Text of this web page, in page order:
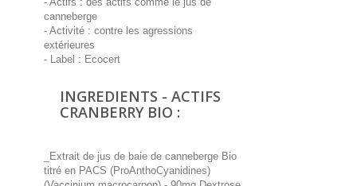
canneberge
- Activité : contre les agressions
extérieures
- Label : Ecocert
INGREDIENTS - ACTIFS
CRANBERRY BIO :
_Extrait de jus de baie de canneberge Bio
titré en PACS (ProAnthoCyanidines)